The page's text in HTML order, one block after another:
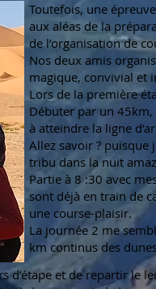
Toutefois, une
aux aléas de la
de l’organisation de
Nos deux amis
magique, convivial et
Lors de la première
Débuter par un
à atteindre la ligne
Allez savoir ? puisque
tribu dans la nuit
Partie à 8 :30 avec
sont déjà en train de
une course-plaisir.
La journée 2 me
km continus des
et de repartir le